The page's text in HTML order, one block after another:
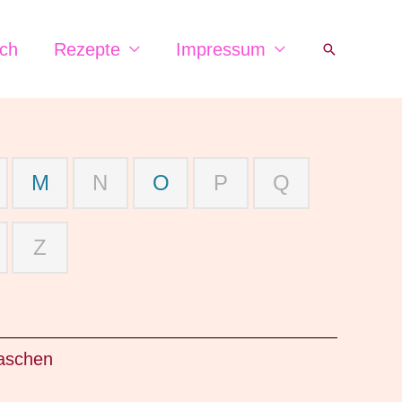
Rezepte Impressum Suchen
M N O P Q
Z